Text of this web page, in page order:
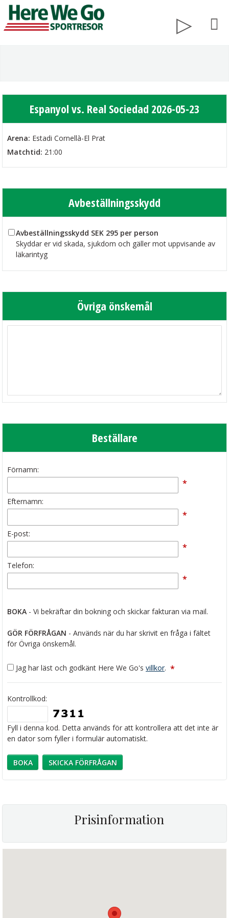
Espanyol vs. Real Sociedad 2026-05-23
Arena: Estadi Cornellà-El Prat
Matchtid: 21:00
Avbeställningsskydd
Avbeställningsskydd SEK 295 per person
Skyddar er vid skada, sjukdom och gäller mot uppvisande av
läkarintyg
Övriga önskemål
Beställare
Förnamn:
*
Efternamn:
*
E-post:
*
Telefon:
*
BOKA - Vi bekräftar din bokning och skickar fakturan via mail.
GÖR FÖRFRÅGAN - Används när du har skrivit en fråga i fältet
för Övriga önskemål.
Jag har läst och godkänt Here We Go's villkor. *
Kontrollkod:
Fyll i denna kod. Detta används för att kontrollera att det inte är
en dator som fyller i formulär automatiskt.
Prisinformation